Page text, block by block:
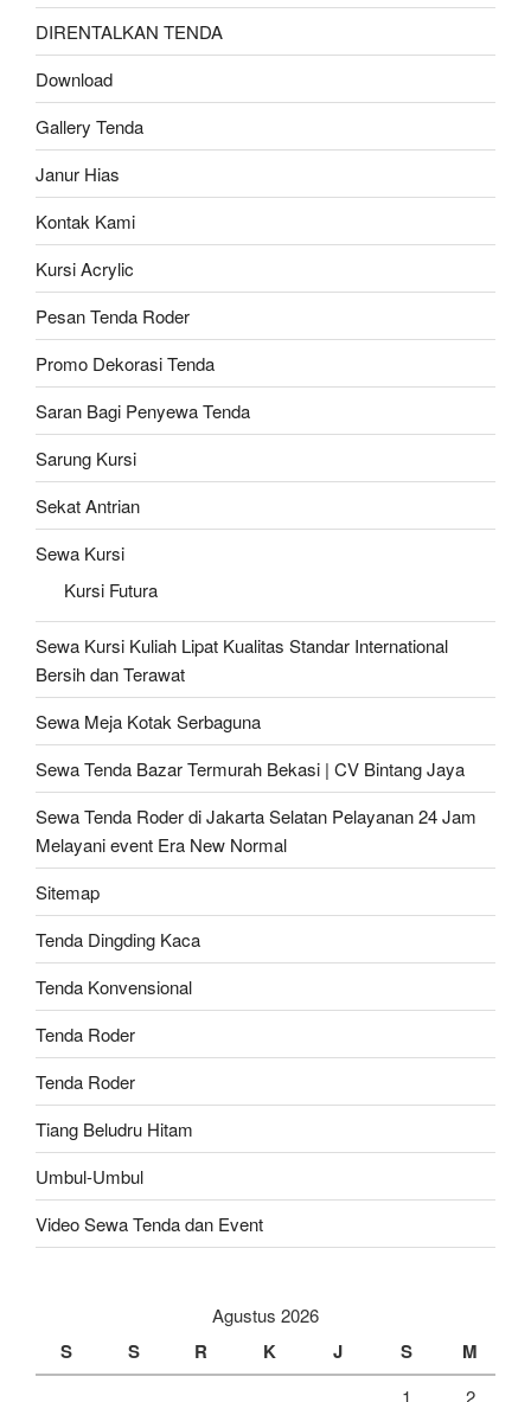
DIRENTALKAN TENDA
Download
Gallery Tenda
Janur Hias
Kontak Kami
Kursi Acrylic
Pesan Tenda Roder
Promo Dekorasi Tenda
Saran Bagi Penyewa Tenda
Sarung Kursi
Sekat Antrian
Sewa Kursi
Kursi Futura
Sewa Kursi Kuliah Lipat Kualitas Standar International
Bersih dan Terawat
Sewa Meja Kotak Serbaguna
Sewa Tenda Bazar Termurah Bekasi | CV Bintang Jaya
Sewa Tenda Roder di Jakarta Selatan Pelayanan 24 Jam
Melayani event Era New Normal
Sitemap
Tenda Dingding Kaca
Tenda Konvensional
Tenda Roder
Tenda Roder
Tiang Beludru Hitam
Umbul-Umbul
Video Sewa Tenda dan Event
Agustus 2026
S S R K J S M